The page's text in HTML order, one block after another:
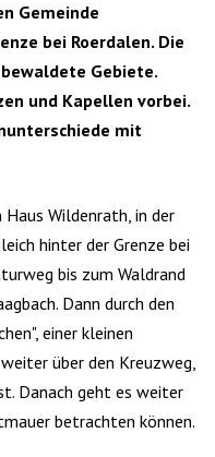
Gemeinde
bei Roerdalen. Die
Gebiete.
und Kapellen vorbei.
mit
Wildenrath, in der
hinter der Grenze bei
bis zum Waldrand
Dann durch den
einer kleinen
über den Kreuzweg,
Danach geht es weiter
betrachten können.